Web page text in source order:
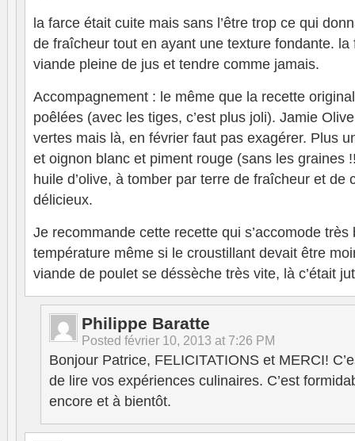
la farce était cuite mais sans l’être trop ce qui
de fraîcheur tout en ayant une texture fondante. la
viande pleine de jus et tendre comme jamais.
Accompagnement : le même que la recette
poêlées (avec les tiges, c’est plus joli). Jamie
vertes mais là, en février faut pas exagérer. Plus
et oignon blanc et piment rouge (sans les graines
huile d’olive, à tomber par terre de fraîcheur et de
délicieux.
Je recommande cette recette qui s’accomode très
température même si le croustillant devait être
viande de poulet se déssèche très vite, là c’était
Philippe Baratte
Posted février 10, 2013 at 7:26 PM
Bonjour Patrice, FELICITATIONS et MERCI!
de lire vos expériences culinaires. C’est
encore et à bientôt.